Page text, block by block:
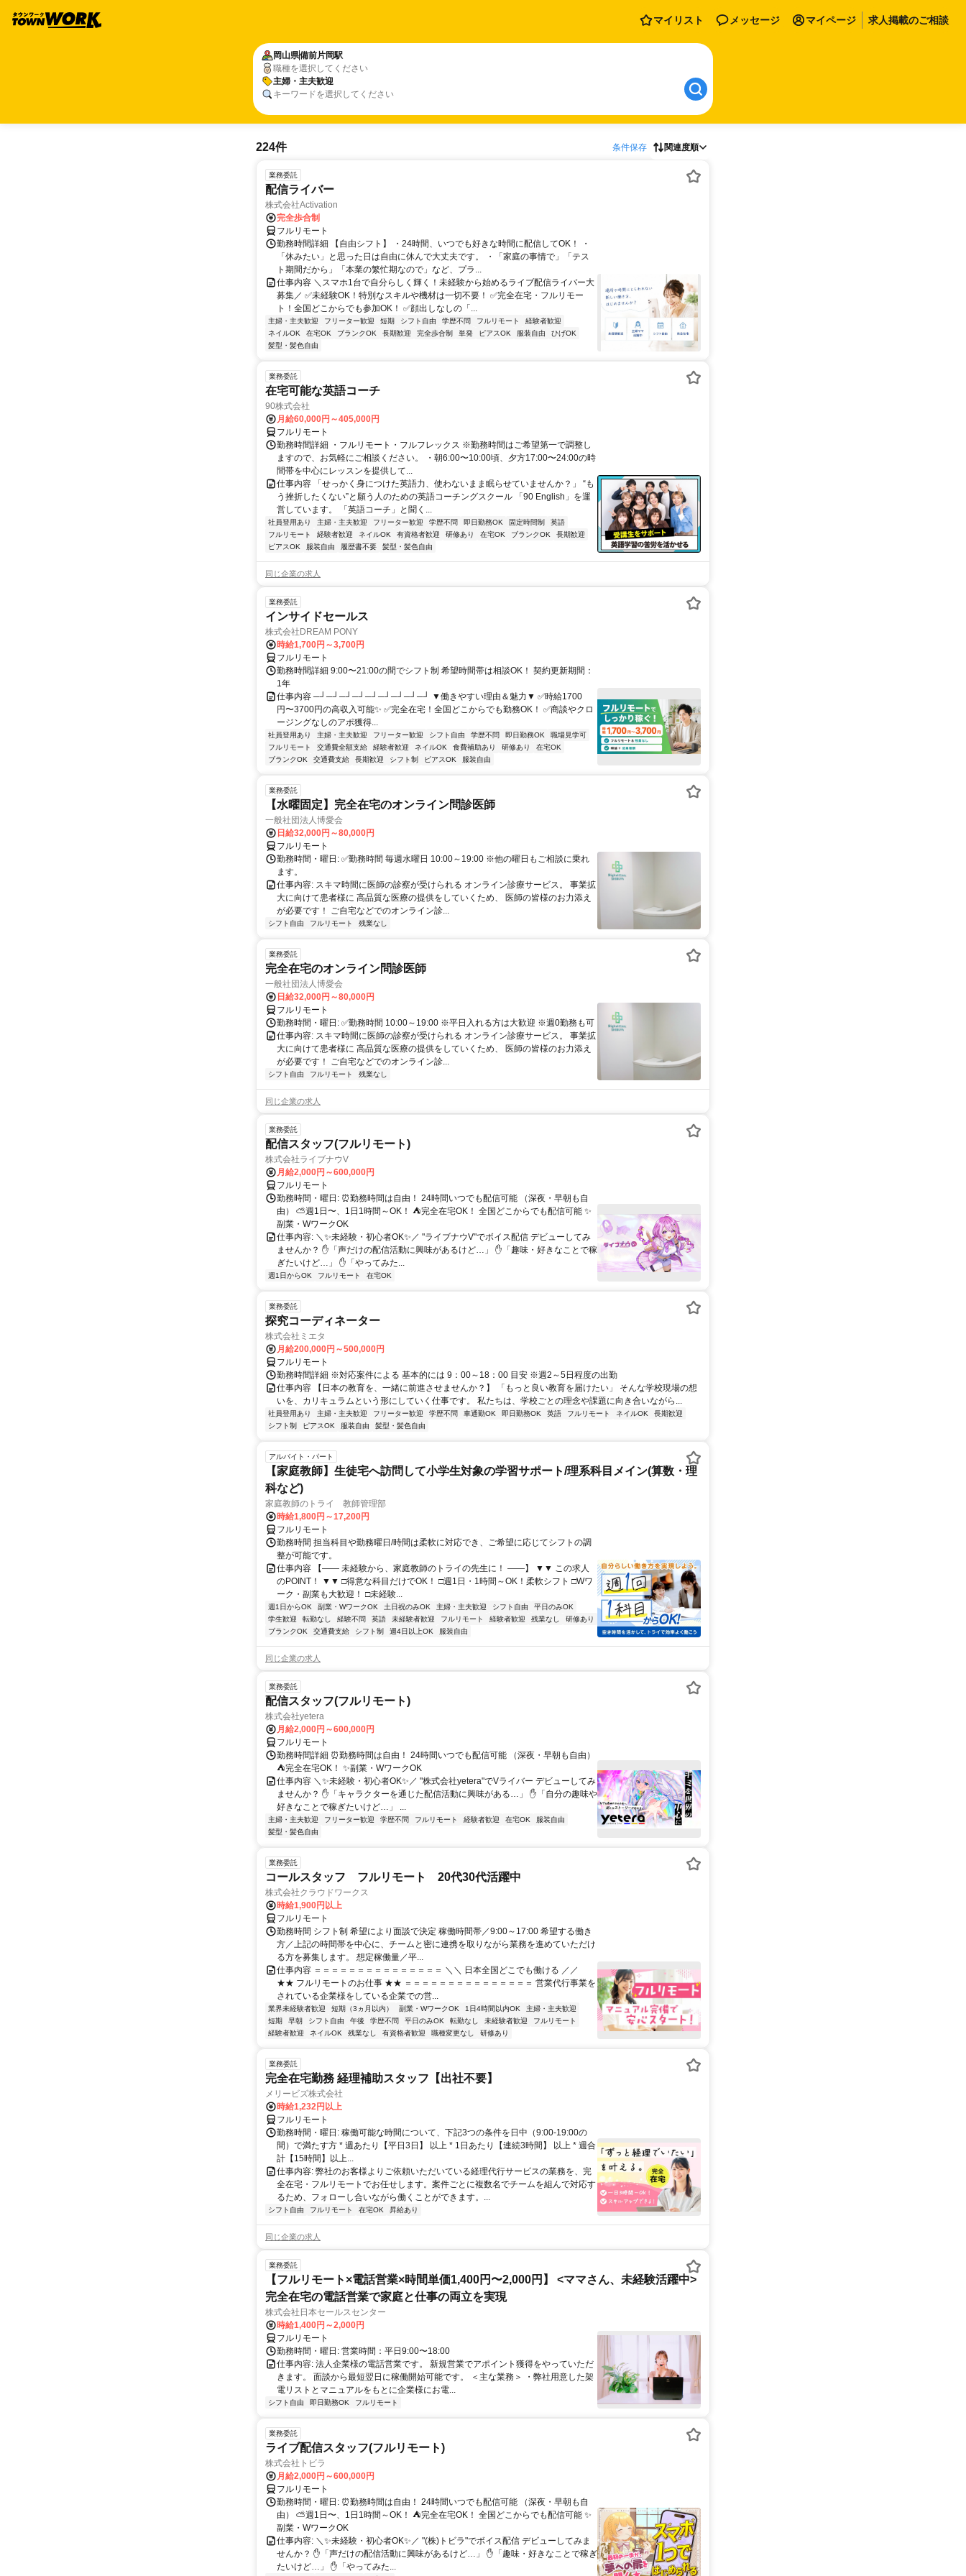
マイリスト メッセージ マイページ 求人掲載のご相談
岡山県備前片岡駅
職種を選択してください
主婦・主夫歓迎
キーワードを選択してください
224件 条件保存 関連度順
業務委託
配信ライバー
株式会社Activation
完全歩合制
フルリモート
勤務時間詳細 【自由シフト】 ・24時間、いつでも好きな時間に配信してOK！ ・
「休みたい」と思った日は自由に休んで大丈夫です。 ・「家庭の事情で」「テス
ト期間だから」「本業の繁忙期なので」など、プラ...
仕事内容 ＼スマホ1台で自分らしく輝く！未経験から始めるライブ配信ライバー大
募集／ ✅未経験OK！特別なスキルや機材は一切不要！ ✅完全在宅・フルリモー
ト！全国どこからでも参加OK！ ✅顔出しなしの「...
主婦・主夫歓迎 フリーター歓迎 短期 シフト自由 学歴不問 フルリモート
経験者歓迎
ネイルOK
在宅OK ブランクOK 長期歓迎 完全歩合制 単発 ピアスOK 服装自由
ひげOK
髪型・髪色自由
業務委託
在宅可能な英語コーチ
90株式会社
月給60,000円～405,000円
フルリモート
勤務時間詳細 ・フルリモート・フルフレックス ※勤務時間はご希望第一で調整し
ますので、お気軽にご相談ください。 ・朝6:00〜10:00頃、夕方17:00〜24:00の時
間帯を中心にレッスンを提供して...
仕事内容 「せっかく身につけた英語力、使わないまま眠らせていませんか？」 “も
う挫折したくない”と願う人のための英語コーチングスクール 「90 English」を運
営しています。 「英語コーチ」と聞く...
社員登用あり 主婦・主夫歓迎 フリーター歓迎 学歴不問 即日勤務OK 固定時間制
英語
フルリモート
経験者歓迎 ネイルOK 有資格者歓迎 研修あり 在宅OK ブランクOK
長期歓迎
ピアスOK
服装自由 履歴書不要 髪型・髪色自由
同じ企業の求人
業務委託
インサイドセールス
株式会社DREAM PONY
時給1,700円～3,700円
フルリモート
勤務時間詳細 9:00〜21:00の間でシフト制 希望時間帯は相談OK！ 契約更新期間：
1年
仕事内容 ─┘─┘─┘─┘─┘─┘─┘─┘─┘ ▼働きやすい理由＆魅力▼ ✅時給1700
円〜3700円の高収入可能✨ ✅完全在宅！全国どこからでも勤務OK！ ✅商談やクロ
ージングなしのアポ獲得...
社員登用あり 主婦・主夫歓迎 フリーター歓迎 シフト自由 学歴不問 即日勤務OK
職場見学可
フルリモート
交通費全額支給 経験者歓迎 ネイルOK 食費補助あり 研修あり
在宅OK
ブランクOK
交通費支給 長期歓迎 シフト制 ピアスOK 服装自由
業務委託
【水曜固定】完全在宅のオンライン問診医師
一般社団法人博愛会
日給32,000円～80,000円
フルリモート
勤務時間・曜日: ✅勤務時間 毎週水曜日 10:00～19:00 ※他の曜日もご相談に乗れ
ます。
仕事内容: スキマ時間に医師の診察が受けられる オンライン診療サービス。 事業拡
大に向けて患者様に 高品質な医療の提供をしていくため、 医師の皆様のお力添え
が必要です！ ご自宅などでのオンライン診...
シフト自由 フルリモート 残業なし
業務委託
完全在宅のオンライン問診医師
一般社団法人博愛会
日給32,000円～80,000円
フルリモート
勤務時間・曜日: ✅勤務時間 10:00～19:00 ※平日入れる方は大歓迎 ※週0勤務も可
仕事内容: スキマ時間に医師の診察が受けられる オンライン診療サービス。 事業拡
大に向けて患者様に 高品質な医療の提供をしていくため、 医師の皆様のお力添え
が必要です！ ご自宅などでのオンライン診...
シフト自由 フルリモート 残業なし
同じ企業の求人
業務委託
配信スタッフ(フルリモート)
株式会社ライブナウV
月給2,000円～600,000円
フルリモート
勤務時間・曜日: ⏰勤務時間は自由！ 24時間いつでも配信可能 （深夜・早朝も自
由） ⛅週1日〜、1日1時間～OK！ ⛺完全在宅OK！ 全国どこからでも配信可能 ✨
副業・WワークOK
仕事内容: ＼✨未経験・初心者OK✨／ "ライブナウV"でボイス配信 デビューしてみ
ませんか？ ✋「声だけの配信活動に興味があるけど…」 ✋「趣味・好きなことで稼
ぎたいけど…」 ✋「やってみた...
週1日からOK フルリモート 在宅OK
業務委託
探究コーディネーター
株式会社ミエタ
月給200,000円～500,000円
フルリモート
勤務時間詳細 ※対応案件による 基本的には 9：00～18：00 目安 ※週2～5日程度の出勤
仕事内容 【日本の教育を、一緒に前進させませんか？】 「もっと良い教育を届けたい」 そんな学校現場の想
いを、カリキュラムという形にしていく仕事です。 私たちは、学校ごとの理念や課題に向き合いながら...
社員登用あり 主婦・主夫歓迎 フリーター歓迎 学歴不問 車通勤OK 即日勤務OK 英語 フルリモート ネイルOK
長期歓迎
シフト制
ピアスOK 服装自由 髪型・髪色自由
アルバイト・パート
【家庭教師】生徒宅へ訪問して小学生対象の学習サポート/理系科目メイン(算数・理
科など)
家庭教師のトライ 教師管理部
時給1,800円～17,200円
フルリモート
勤務時間 担当科目や勤務曜日/時間は柔軟に対応でき、ご希望に応じてシフトの調
整が可能です。
仕事内容 【―― 未経験から、家庭教師のトライの先生に！ ――】 ▼▼ この求人
のPOINT！ ▼▼ □得意な科目だけでOK！ □週1日・1時間～OK！柔軟シフト □Wワ
ーク・副業も大歓迎！ □未経験...
週1日からOK 副業・WワークOK 土日祝のみOK 主婦・主夫歓迎 シフト自由
平日のみOK
学生歓迎
転勤なし 経験不問 英語 未経験者歓迎 フルリモート 経験者歓迎 残業なし
研修あり
ブランクOK
交通費支給 シフト制 週4日以上OK 服装自由
同じ企業の求人
業務委託
配信スタッフ(フルリモート)
株式会社yetera
月給2,000円～600,000円
フルリモート
勤務時間詳細 ⏰勤務時間は自由！ 24時間いつでも配信可能 （深夜・早朝も自由）
⛺完全在宅OK！ ✨副業・WワークOK
仕事内容 ＼✨未経験・初心者OK✨／ "株式会社yetera"でVライバー デビューしてみ
ませんか？ ✋「キャラクターを通じた配信活動に興味がある…」 ✋「自分の趣味や
好きなことで稼ぎたいけど…」 ...
主婦・主夫歓迎 フリーター歓迎 学歴不問 フルリモート 経験者歓迎 在宅OK
服装自由
髪型・髪色自由
業務委託
コールスタッフ フルリモート 20代30代活躍中
株式会社クラウドワークス
時給1,900円以上
フルリモート
勤務時間 シフト制 希望により面談で決定 稼働時間帯／9:00～17:00 希望する働き
方／上記の時間帯を中心に、チームと密に連携を取りながら業務を進めていただけ
る方を募集します。 想定稼働量／平...
仕事内容 ＝＝＝＝＝＝＝＝＝＝＝＝＝＝＝ ＼＼ 日本全国どこでも働ける ／／
★★ フルリモートのお仕事 ★★ ＝＝＝＝＝＝＝＝＝＝＝＝＝＝＝ 営業代行事業を
されている企業様をしている企業での営...
業界未経験者歓迎 短期（3ヵ月以内） 副業・WワークOK 1日4時間以内OK
主婦・主夫歓迎
短期
早朝 シフト自由 午後 学歴不問 平日のみOK 転勤なし 未経験者歓迎
フルリモート
経験者歓迎
ネイルOK 残業なし 有資格者歓迎 職種変更なし 研修あり
業務委託
完全在宅勤務 経理補助スタッフ【出社不要】
メリービズ株式会社
時給1,232円以上
フルリモート
勤務時間・曜日: 稼働可能な時間について、下記3つの条件を日中（9:00-19:00の
間）で満たす方 * 週あたり【平日3日】 以上 * 1日あたり【連続3時間】 以上 * 週合
計【15時間】以上...
仕事内容: 弊社のお客様よりご依頼いただいている経理代行サービスの業務を、完
全在宅・フルリモートでお任せします。案件ごとに複数名でチームを組んで対応す
るため、フォローし合いながら働くことができます。...
シフト自由 フルリモート 在宅OK 昇給あり
同じ企業の求人
業務委託
【フルリモート×電話営業×時間単価1,400円〜2,000円】 <ママさん、未経験活躍中>
完全在宅の電話営業で家庭と仕事の両立を実現
株式会社日本セールスセンター
時給1,400円～2,000円
フルリモート
勤務時間・曜日: 営業時間：平日9:00〜18:00
仕事内容: 法人企業様の電話営業です。 新規営業でアポイント獲得をやっていただ
きます。 面談から最短翌日に稼働開始可能です。 ＜主な業務＞ ・弊社用意した架
電リストとマニュアルをもとに企業様にお電...
シフト自由 即日勤務OK フルリモート
業務委託
ライブ配信スタッフ(フルリモート)
株式会社トビラ
月給2,000円～600,000円
フルリモート
勤務時間・曜日: ⏰勤務時間は自由！ 24時間いつでも配信可能 （深夜・早朝も自
由） ⛅週1日〜、1日1時間～OK！ ⛺完全在宅OK！ 全国どこからでも配信可能 ✨
副業・WワークOK
仕事内容: ＼✨未経験・初心者OK✨／ "(株)トビラ"でボイス配信 デビューしてみま
せんか？ ✋「声だけの配信活動に興味があるけど…」 ✋「趣味・好きなことで稼ぎ
たいけど…」 ✋「やってみた...